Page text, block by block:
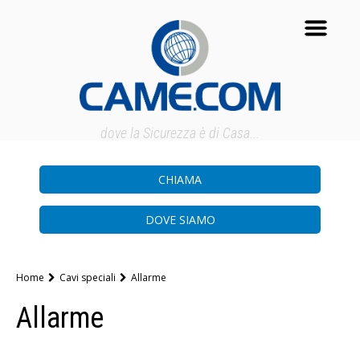
dove la Sicurezza è di Casa...
CHIAMA
DOVE SIAMO
Home Cavi speciali Allarme
Allarme